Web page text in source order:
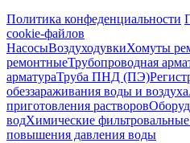
Политика конфеденциальности
cookie-файлов
НасосыВоздуходувкиХомуты
ремонтныеТрубопроводная
арматураТруба ПНД (ПЭ)
обеззараживания воды и воздуха
приготовления растворов
водХимические
повышения давления воды